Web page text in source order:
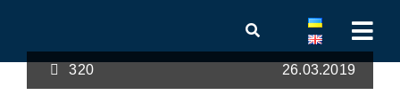
320 26.03.2019